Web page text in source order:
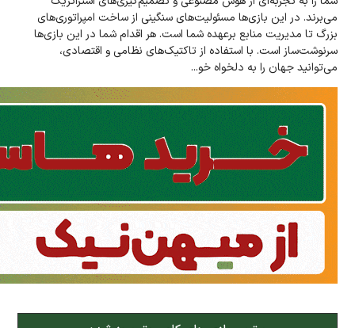
می‌برند. در این بازی‌ها مسئولیت‌های‌ سنگینی از ساخت امپراتوری‌های
بزرگ تا مدیریت منابع بر‌عهده شما است. هر اقدام شما در این بازی‌ها
سرنوشت‌ساز است. با استفاده از تاکتیک‌های نظامی و اقتصادی،
می‌توانید جهان را به دلخواه خو...